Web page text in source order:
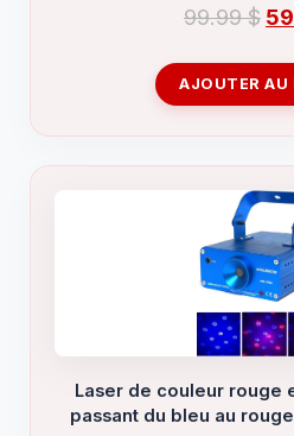
99.99$ Le
AJOUTER AU
Laser de couleur rouge
passant du bleu au